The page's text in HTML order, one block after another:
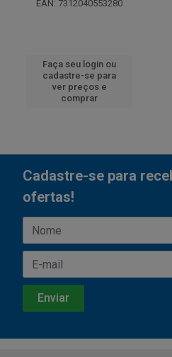
EAN: 7312040553280
Faça seu login ou
cadastre-se para
ver preços e
comprar
Cadastre-se para
ofertas!